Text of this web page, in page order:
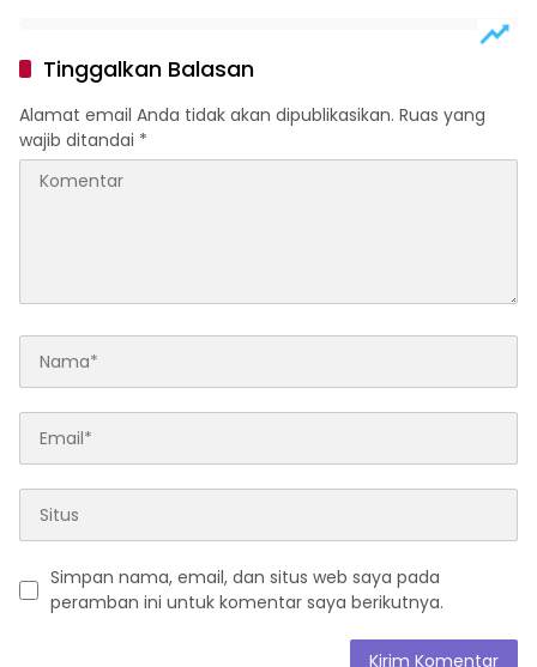
Tinggalkan Balasan
Alamat email Anda tidak akan dipublikasikan. Ruas yang
wajib ditandai *
Simpan nama, email, dan situs web saya pada
peramban ini untuk komentar saya berikutnya.